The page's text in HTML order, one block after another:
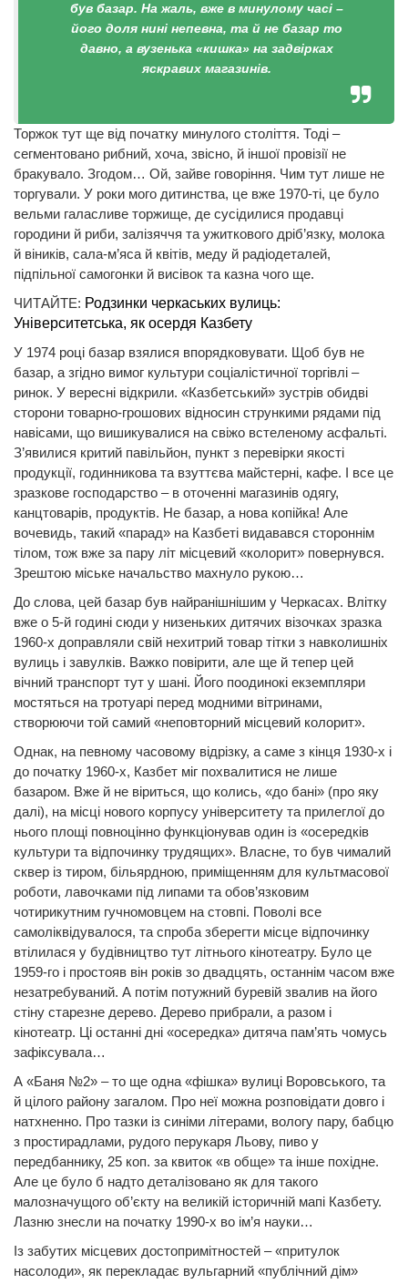
був базар. На жаль, вже в минулому часі –
його доля нині непевна, та й не базар то
давно, а вузенька «кишка» на задвірках
яскравих магазинів.
Торжок тут ще від початку минулого століття. Тоді –
сегментовано рибний, хоча, звісно, й іншої провізії не
бракувало. Згодом… Ой, зайве говоріння. Чим тут лише не
торгували. У роки мого дитинства, це вже 1970-ті, це було
вельми галасливе торжище, де сусідилися продавці
городини й риби, залізяччя та ужиткового дріб’язку, молока
й віників, сала-м’яса й квітів, меду й радіодеталей,
підпільної самогонки й висівок та казна чого ще.
ЧИТАЙТЕ: Родзинки черкаських вулиць:
Університетська, як осердя Казбету
У 1974 році базар взялися впорядковувати. Щоб був не
базар, а згідно вимог культури соціалістичної торгівлі –
ринок. У вересні відкрили. «Казбетський» зустрів обидві
сторони товарно-грошових відносин стрункими рядами під
навісами, що вишикувалися на свіжо встеленому асфальті.
З’явилися критий павільйон, пункт з перевірки якості
продукції, годинникова та взуттєва майстерні, кафе. І все це
зразкове господарство – в оточенні магазинів одягу,
канцтоварів, продуктів. Не базар, а нова копійка! Але
вочевидь, такий «парад» на Казбеті видавався стороннім
тілом, тож вже за пару літ місцевий «колорит» повернувся.
Зрештою міське начальство махнуло рукою…
До слова, цей базар був найранішнішим у Черкасах. Влітку
вже о 5-й годині сюди у низеньких дитячих візочках зразка
1960-х доправляли свій нехитрий товар тітки з навколишніх
вулиць і завулків. Важко повірити, але ще й тепер цей
вічний транспорт тут у шані. Його поодинокі екземпляри
мостяться на тротуарі перед модними вітринами,
створюючи той самий «неповторний місцевий колорит».
Однак, на певному часовому відрізку, а саме з кінця 1930-х і
до початку 1960-х, Казбет міг похвалитися не лише
базаром. Вже й не віриться, що колись, «до бані» (про яку
далі), на місці нового корпусу університету та прилеглої до
нього площі повноцінно функціонував один із «осередків
культури та відпочинку трудящих». Власне, то був чималий
сквер із тиром, більярдною, приміщенням для культмасової
роботи, лавочками під липами та обов’язковим
чотирикутним гучномовцем на стовпі. Поволі все
самоліквідувалося, та спроба зберегти місце відпочинку
втілилася у будівництво тут літнього кінотеатру. Було це
1959-го і простояв він років зо двадцять, останнім часом вже
незатребуваний. А потім потужний буревій звалив на його
стіну старезне дерево. Дерево прибрали, а разом і
кінотеатр. Ці останні дні «осередка» дитяча пам’ять чомусь
зафіксувала…
А «Баня №2» – то ще одна «фішка» вулиці Воровського, та
й цілого району загалом. Про неї можна розповідати довго і
натхненно. Про тазки із синіми літерами, вологу пару, бабцю
з простирадлами, рудого перукаря Льову, пиво у
передбаннику, 25 коп. за квиток «в обще» та інше похідне.
Але це було б надто деталізовано як для такого
малозначущого об’єкту на великій історичній мапі Казбету.
Лазню знесли на початку 1990-х во ім’я науки…
Із забутих місцевих достопримітностей – «притулок
насолоди», як перекладає вульгарний «публічний дім»